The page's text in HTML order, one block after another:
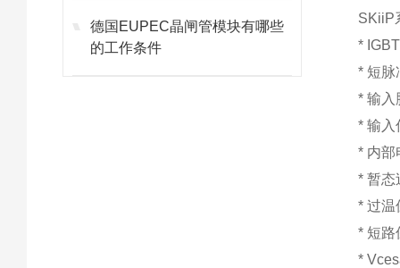
德国EUPEC晶闸管模块有哪些
的工作条件
SKiiP
*
* 短脉
* 输入
* 输入
* 内部
* 暂态
* 过温
* 短路
*